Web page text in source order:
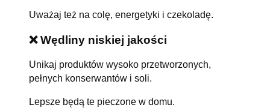
Uważaj też na colę, energetyki i czekoladę.
❌ Wędliny niskiej jakości
Unikaj produktów wysoko przetworzonych,
pełnych konserwantów i soli.
Lepsze będą te pieczone w domu.